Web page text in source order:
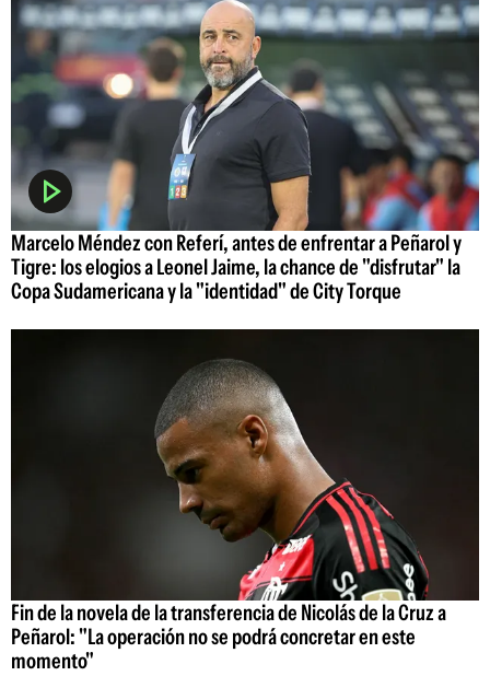
Marcelo Méndez con Referí, antes de enfrentar a Peñarol y
Tigre: los elogios a Leonel Jaime, la chance de "disfrutar" la
Copa Sudamericana y la "identidad" de City Torque
Fin de la novela de la transferencia de Nicolás de la Cruz a
Peñarol: "La operación no se podrá concretar en este
momento"